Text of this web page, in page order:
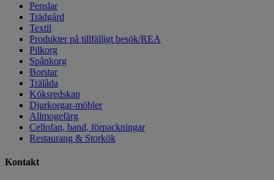
Penslar
Trädgård
Textil
Produkter på tillfälligt besök/REA
Pilkorg
Spånkorg
Borstar
Trälåda
Köksredskap
Djurkorgar-möbler
Allmogefärg
Cellofan, band, förpackningar
Restaurang & Storkök
Kontakt